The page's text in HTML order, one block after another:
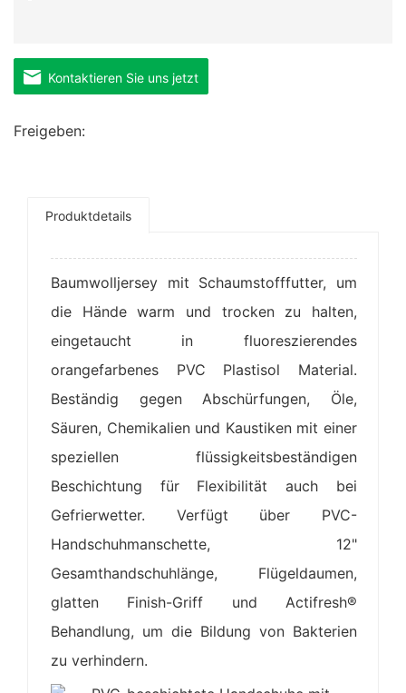
Kontaktieren Sie uns jetzt
Freigeben:
Produktdetails
Baumwolljersey mit Schaumstofffutter, um
die Hände warm und trocken zu halten,
eingetaucht in fluoreszierendes
orangefarbenes PVC Plastisol Material.
Beständig gegen Abschürfungen, Öle,
Säuren, Chemikalien und Kaustiken mit einer
speziellen flüssigkeitsbeständigen
Beschichtung für Flexibilität auch bei
Gefrierwetter. Verfügt über PVC-
Handschuhmanschette, 12"
Gesamthandschuhlänge, Flügeldaumen,
glatten Finish-Griff und Actifresh®
Behandlung, um die Bildung von Bakterien
zu verhindern.